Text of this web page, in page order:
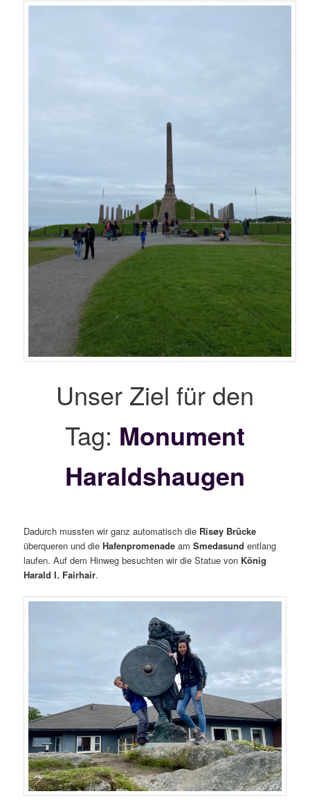
Unser Ziel für den
Tag: Monument
Haraldshaugen
Dadurch mussten wir ganz automatisch die Risøy Brücke
überqueren und dieHafenpromenade amSmedasundentlang
laufen. Auf dem Hinweg besuchten wir die Statue von König
Harald I. Fairhair.